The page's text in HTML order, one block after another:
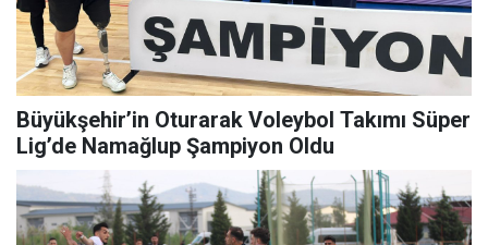
Büyükşehir’in Oturarak Voleybol Takımı Süper
Lig’de Namağlup Şampiyon Oldu